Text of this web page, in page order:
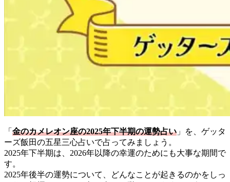
「 金のカメレオン座の2025年下半期の運勢占い 」を、ゲッタ
ーズ飯田の五星三心占いで占ってみましょう。
2025年下半期は、2026年以降の幸運のためにも大事な期間で
す。
2025年後半の運勢について、どんなことが起きるのかをしっ